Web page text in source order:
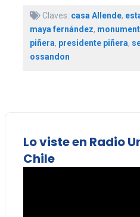
Claves: casa Allende,
maya fernández,
piñera, presidente piñera,
ossandon
Lo viste en Radio
Chile